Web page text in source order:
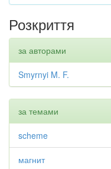
Розкриття
за авторами
Smyrnyi M. F.
за темами
scheme
магнит